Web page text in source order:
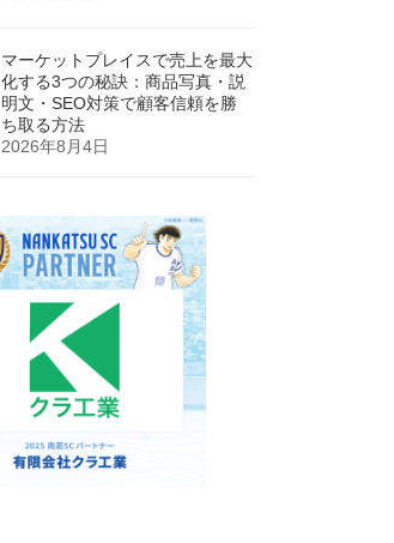
マーケットプレイスで売上を最大
化する3つの秘訣：商品写真・説
明文・SEO対策で顧客信頼を勝
ち取る方法
2026年8月4日